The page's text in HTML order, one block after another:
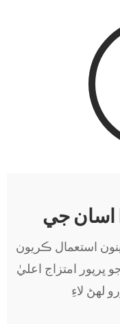
استعمال ڪريون
ڀرپور امتزاج اعليٰ